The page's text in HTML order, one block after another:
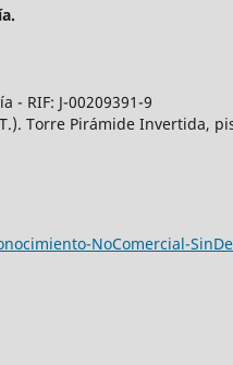
- RIF: J-00209391-9
Torre Pirámide Invertida,
NoComercial-